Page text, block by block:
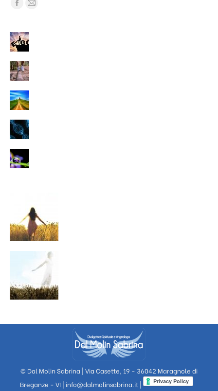
© Dal Molin Sabrina | Via Casette, 19 - 36042 Maragnole di
Breganze - VI | info@dalmolinsabrina.it |